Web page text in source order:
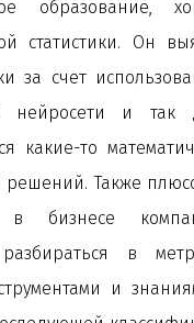
образование,
статистики. Он
за счет
нейросети и так
какие-то
решений. Также
в бизнесе
разбираться в
и